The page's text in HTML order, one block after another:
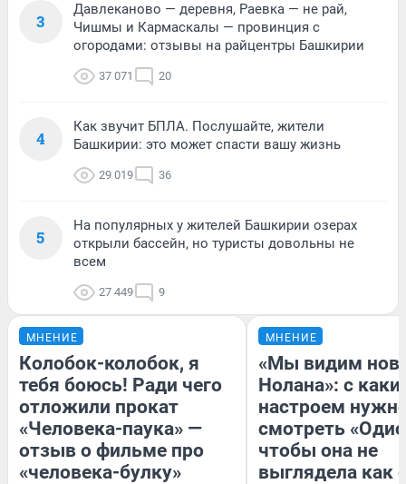
3
Давлеканово — деревня, Раевка — не рай,
Чишмы и Кармаскалы — провинция с
огородами: отзывы на райцентры Башкирии
37 071 20
4
Как звучит БПЛА. Послушайте, жители
Башкирии: это может спасти вашу жизнь
29 019 36
5
На популярных у жителей Башкирии озерах
открыли бассейн, но туристы довольны не
всем
27 449 9
МНЕНИЕ
Колобок-колобок, я
тебя боюсь! Ради чего
отложили прокат
«Человека-паука» —
отзыв о фильме про
«человека-булку»
МНЕНИЕ
«Мы видим
Нолана»: с
настроем
смотреть
чтобы она не
выглядела как